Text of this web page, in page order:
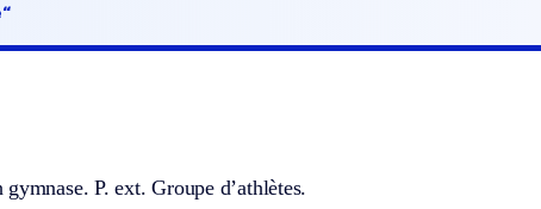
gymnase.P. ext. Groupe d’athlètes.